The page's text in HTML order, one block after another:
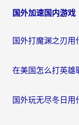
导
国外加速国内游戏